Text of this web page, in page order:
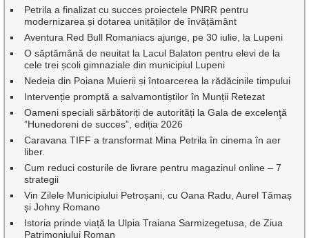
Petrila a finalizat cu succes proiectele PNRR pentru
modernizarea și dotarea unităților de învățământ
Aventura Red Bull Romaniacs ajunge, pe 30 iulie, la Lupeni
O săptămână de neuitat la Lacul Balaton pentru elevi de la
cele trei școli gimnaziale din municipiul Lupeni
Nedeia din Poiana Muierii și întoarcerea la rădăcinile timpului
Intervenție promptă a salvamontiștilor în Munții Retezat
Oameni speciali sărbătoriți de autorități la Gala de excelenţă
”Hunedoreni de succes”, ediția 2026
Caravana TIFF a transformat Mina Petrila în cinema în aer
liber.
Cum reduci costurile de livrare pentru magazinul online – 7
strategii
Vin Zilele Municipiului Petroșani, cu Oana Radu, Aurel Tămaș
și Johny Romano
Istoria prinde viață la Ulpia Traiana Sarmizegetusa, de Ziua
Patrimoniului Roman